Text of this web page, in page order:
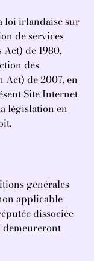
loi irlandaise sur
de services
de 1980,
des
Act) de 2007, en
Site Internet
législation en
générales
applicable
dissociée
demeureront